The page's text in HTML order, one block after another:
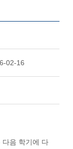
02-16
다음 학기에 다